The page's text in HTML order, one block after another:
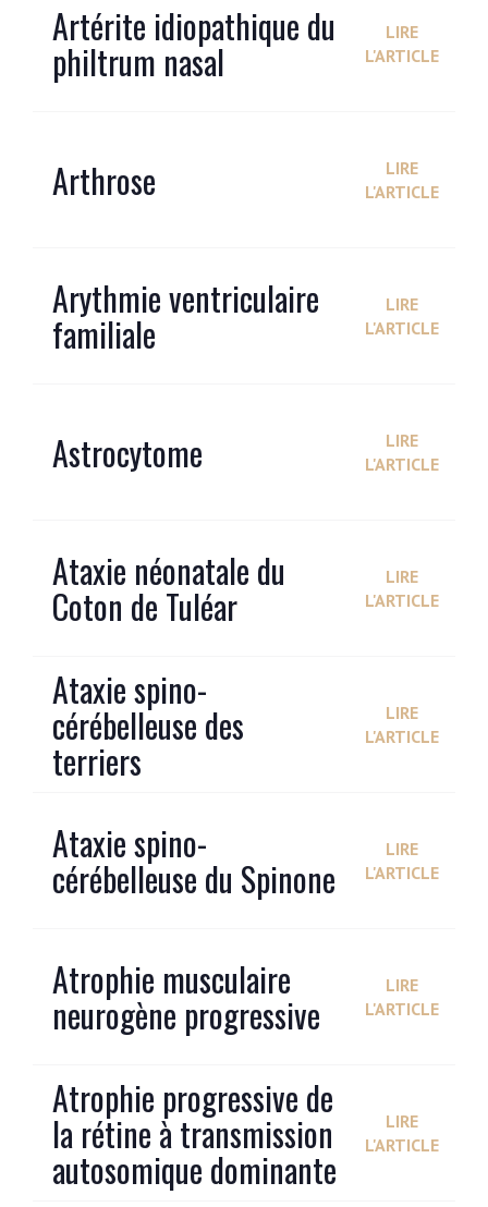
Artérite idiopathique du
philtrum nasal
LIRE
L'ARTICLE
Arthrose
LIRE
L'ARTICLE
Arythmie ventriculaire
familiale
LIRE
L'ARTICLE
Astrocytome
LIRE
L'ARTICLE
Ataxie néonatale du
Coton de Tuléar
LIRE
L'ARTICLE
Ataxie spino-
cérébelleuse des
terriers
LIRE
L'ARTICLE
Ataxie spino-
cérébelleuse du Spinone
LIRE
L'ARTICLE
Atrophie musculaire
neurogène progressive
LIRE
L'ARTICLE
Atrophie progressive de
la rétine à transmission
autosomique dominante
LIRE
L'ARTICLE